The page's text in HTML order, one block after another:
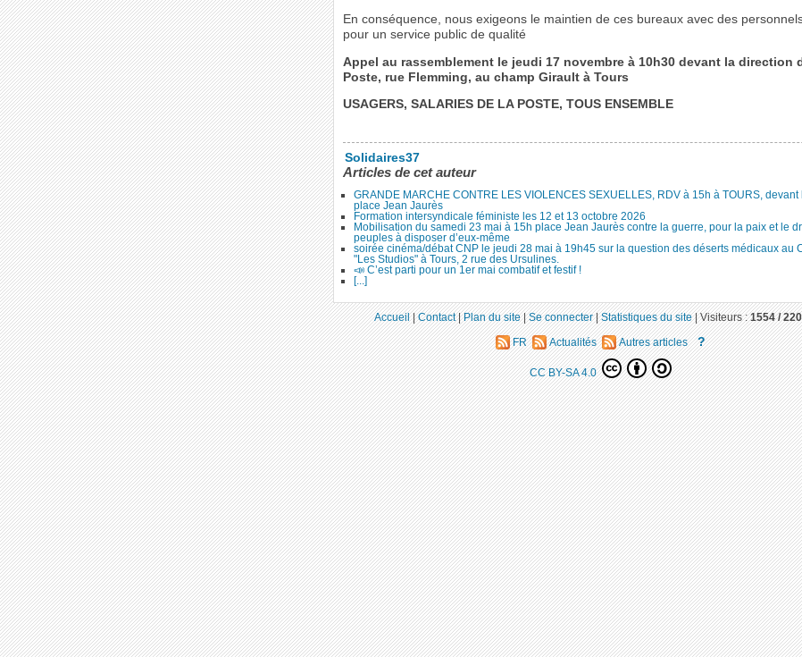
En conséquence, nous exigeons le maintien de ces bureaux avec des
pour un service public de qualité
Appel au rassemblement le jeudi 17 novembre à 10h30 devant la direction
Poste, rue Flemming, au champ Girault à Tours
USAGERS, SALARIES DE LA POSTE, TOUS ENSEMBLE
Solidaires37
Articles de cet auteur
GRANDE MARCHE CONTRE LES VIOLENCES SEXUELLES, RDV à 15h à TOURS, devant
place Jean Jaurès
Formation intersyndicale féministe les 12 et 13 octobre 2026
Mobilisation du samedi 23 mai à 15h place Jean Jaurès contre la guerre, pour la paix et le
peuples à disposer d’eux-même
soirée cinéma/débat CNP le jeudi 28 mai à 19h45 sur la question des déserts médicaux au
"Les Studios" à Tours, 2 rue des Ursulines.
📣 C’est parti pour un 1er mai combatif et festif !
[...]
Accueil|Contact|Plan du site|Se connecter|Statistiques du site|Visiteurs :1554 /
FR Actualités Autres articles ?
CC BY-SA 4.0